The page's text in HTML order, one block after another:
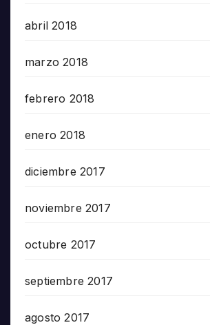
abril 2018
marzo 2018
febrero 2018
enero 2018
diciembre 2017
noviembre 2017
octubre 2017
septiembre 2017
agosto 2017